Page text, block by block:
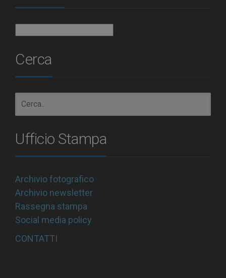
Cerca
Ufficio Stampa
Archivio fotografico
Archivio newsletter
Rassegna stampa
Social media policy
CONTATTI